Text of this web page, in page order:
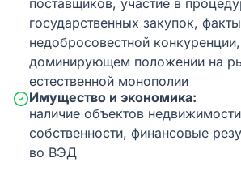
поставщиков, участие в
государственных закупок, факты
недобросовестной
доминирующем положении на
естественной монополии
Имущество и экономика:
наличие объектов
собственности, финансовые
во ВЭД